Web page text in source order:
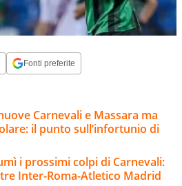
Fonti preferite
Carnevali e Massara ma
il punto sull’infortunio di
i prossimi colpi di Carnevali:
Inter-Roma-Atletico Madrid